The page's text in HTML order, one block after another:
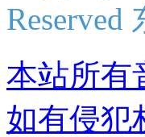
本站所有
如有侵犯